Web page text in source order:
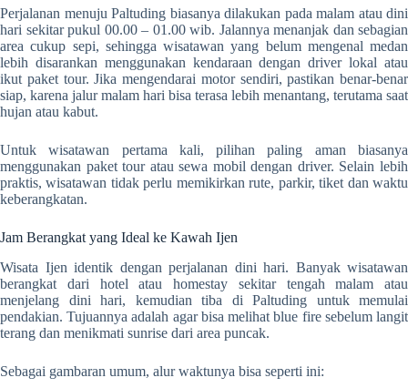
Perjalanan menuju Paltuding biasanya dilakukan pada malam atau dini
hari sekitar pukul 00.00 – 01.00 wib. Jalannya menanjak dan sebagian
area cukup sepi, sehingga wisatawan yang belum mengenal medan
lebih disarankan menggunakan kendaraan dengan driver lokal atau
ikut paket tour. Jika mengendarai motor sendiri, pastikan benar-benar
siap, karena jalur malam hari bisa terasa lebih menantang, terutama saat
hujan atau kabut.
Untuk wisatawan pertama kali, pilihan paling aman biasanya
menggunakan paket tour atau sewa mobil dengan driver. Selain lebih
praktis, wisatawan tidak perlu memikirkan rute, parkir, tiket dan waktu
keberangkatan.
Jam Berangkat yang Ideal ke Kawah Ijen
Wisata Ijen identik dengan perjalanan dini hari. Banyak wisatawan
berangkat dari hotel atau homestay sekitar tengah malam atau
menjelang dini hari, kemudian tiba di Paltuding untuk memulai
pendakian. Tujuannya adalah agar bisa melihat blue fire sebelum langit
terang dan menikmati sunrise dari area puncak.
Sebagai gambaran umum, alur waktunya bisa seperti ini: